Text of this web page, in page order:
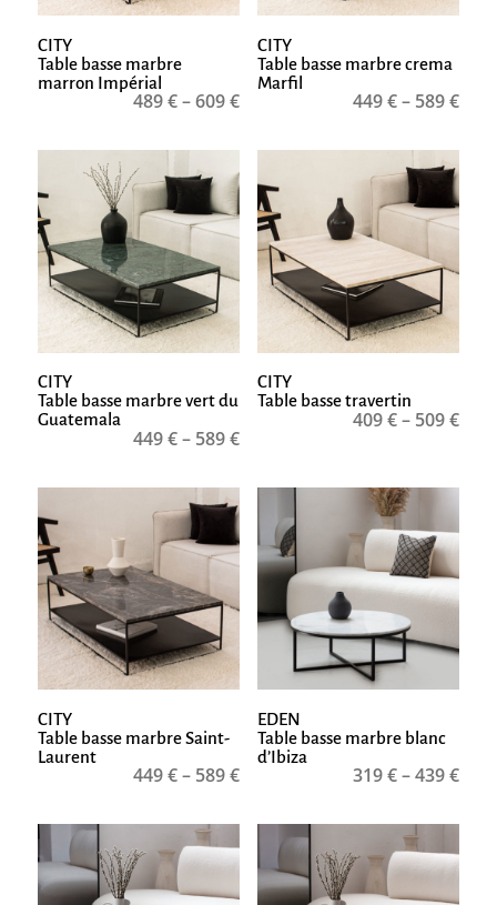
CITY
Table basse marbre
marron Impérial
489€–609€
CITY
Table basse marbre crema
Marfil
449€– 589€
CITY
Table basse marbre vert du
Guatemala
449€– 589€
CITY
Table basse travertin
409€– 509€
CITY
Table basse marbre Saint-
Laurent
449€– 589€
EDEN
Table basse marbre blanc
d’Ibiza
319€–439€